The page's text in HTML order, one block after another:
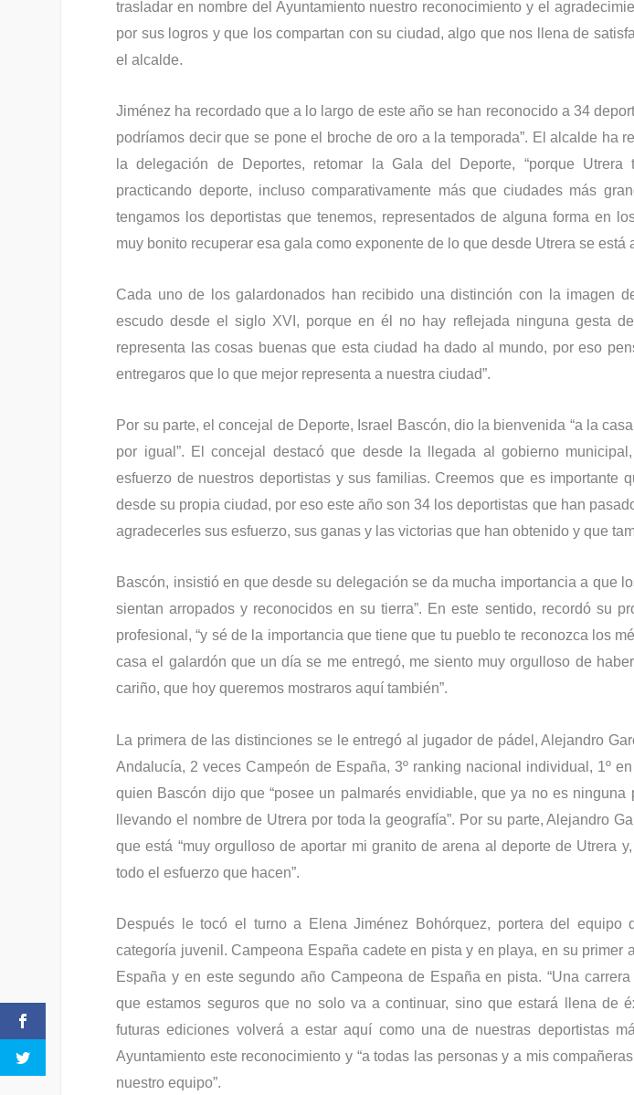
trasladar en nombre del Ayuntamiento nuestro reconocimiento y el
por sus logros y que los compartan con su ciudad, algo que nos llena de
el alcalde.
Jiménez ha recordado que a lo largo de este año se han reconocido a 34
podríamos decir que se pone el broche de oro a la temporada”. El alcalde ha
la delegación de Deportes, retomar la Gala del Deporte, “porque
practicando deporte, incluso comparativamente más que ciudades más
tengamos los deportistas que tenemos, representados de alguna forma en
muy bonito recuperar esa gala como exponente de lo que desde Utrera se está
Cada uno de los galardonados han recibido una distinción con la imagen
escudo desde el siglo XVI, porque en él no hay reflejada ninguna gesta
representa las cosas buenas que esta ciudad ha dado al mundo, por eso
entregaros que lo que mejor representa a nuestra ciudad”.
Por su parte, el concejal de Deporte, Israel Bascón, dio la bienvenida “a la
por igual”. El concejal destacó que desde la llegada al gobierno
esfuerzo de nuestros deportistas y sus familias. Creemos que es importante
desde su propia ciudad, por eso este año son 34 los deportistas que han
agradecerles sus esfuerzo, sus ganas y las victorias que han obtenido y que
Bascón, insistió en que desde su delegación se da mucha importancia a que
sientan arropados y reconocidos en su tierra”. En este sentido, recordó su
profesional, “y sé de la importancia que tiene que tu pueblo te reconozca los
casa el galardón que un día se me entregó, me siento muy orgulloso de
cariño, que hoy queremos mostraros aquí también”.
La primera de las distinciones se le entregó al jugador de pádel, Alejandro
Andalucía, 2 veces Campeón de España, 3º ranking nacional individual, 1º
quien Bascón dijo que “posee un palmarés envidiable, que ya no es
llevando el nombre de Utrera por toda la geografía”. Por su parte, Alejandro
que está “muy orgulloso de aportar mi granito de arena al deporte de Utrera
todo el esfuerzo que hacen”.
Después le tocó el turno a Elena Jiménez Bohórquez, portera del equipo
categoría juvenil. Campeona España cadete en pista y en playa, en su primer
España y en este segundo año Campeona de España en pista. “Una
que estamos seguros que no solo va a continuar, sino que estará llena de
futuras ediciones volverá a estar aquí como una de nuestras deportistas
Ayuntamiento este reconocimiento y “a todas las personas y a mis
nuestro equipo”.